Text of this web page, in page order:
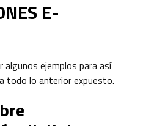
E-
algunos ejemplos para así
todo lo anterior expuesto.